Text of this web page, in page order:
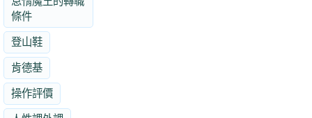
條件
登山鞋
肯德基
操作評價